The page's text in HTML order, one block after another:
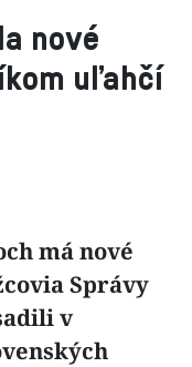
nové
uľahčí
má nové
Správy
v